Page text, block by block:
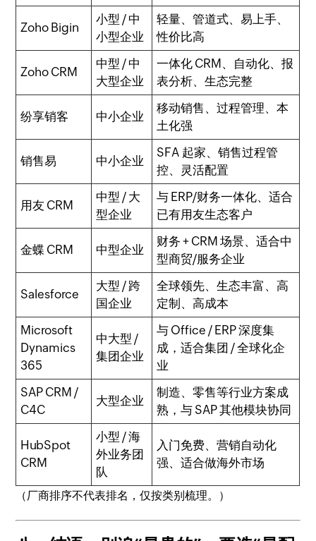
Zoho Bigin
小型 / 中
小型企业
轻量、管道式、易上手、
性价比高
Zoho CRM
中型 / 中
大型企业
一体化 CRM、自动化、报
表分析、生态完整
纷享销客 中小企业
移动销售、过程管理、本
土化强
销售易 中小企业
SFA 起家、销售过程管
控、灵活配置
用友 CRM
中型 / 大
型企业
与 ERP/财务一体化、适合
已有用友生态客户
金蝶 CRM 中型企业
财务 + CRM 场景、适合中
型商贸/服务企业
Salesforce
大型 / 跨
国企业
全球领先、生态丰富、高
定制、高成本
Microsoft
Dynamics
365
中大型 /
集团企业
与 Office / ERP 深度集
成，适合集团 / 全球化企
业
SAP CRM /
C4C
大型企业
制造、零售等行业方案成
熟，与 SAP 其他模块协同
HubSpot
CRM
小型 / 海
外业务团
队
入门免费、营销自动化
强、适合做海外市场
（厂商排序不代表排名，仅按类别梳理。）